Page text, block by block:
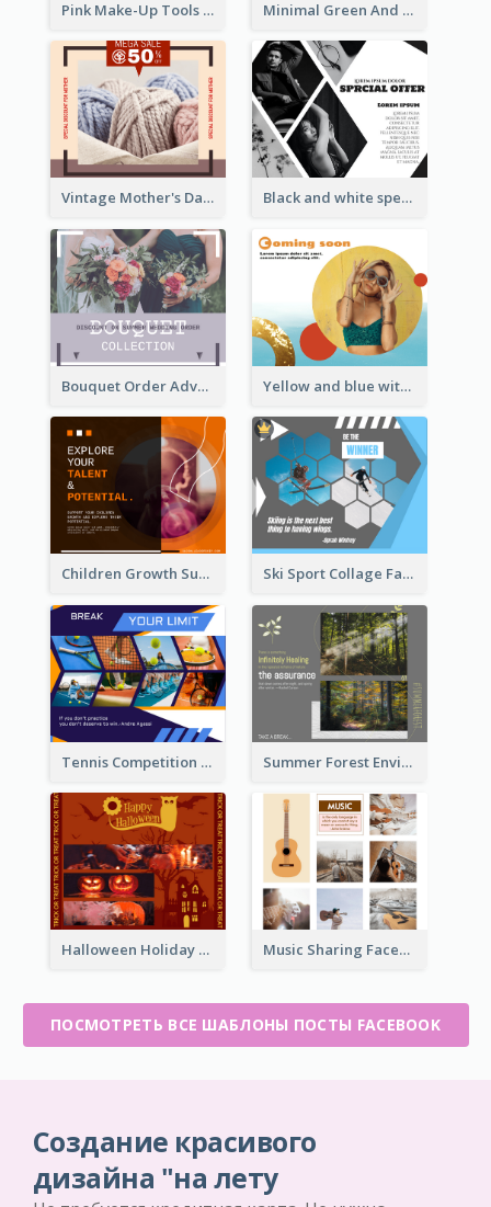
Pink Make-Up Tools New Arrivals Facebook Post Minimal Green And Orange Sale Facebook Post
Vintage Mother's Day Special Offer Facebook Post Design Black and white special offer Facebook Post
Bouquet Order Advert Facebook Post Yellow and blue with photographic Facebook Post
Children Growth Support Facebook Post Ski Sport Collage Facebook Post
Tennis Competition Collage Facebook Post Summer Forest Environment Facebook Post
Halloween Holiday Facebook Post Music Sharing Facebook Post
ПОСМОТРЕТЬ ВСЕ ШАБЛОНЫ ПОСТЫ FACEBOOK
Создание красивого
дизайна "на лету